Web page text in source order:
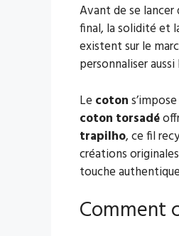
Avant de se lancer
final, la solidité et
existent sur le
personnaliser
Le coton
coton torsadé
trapilho, ce fil
créations
touche
Comment